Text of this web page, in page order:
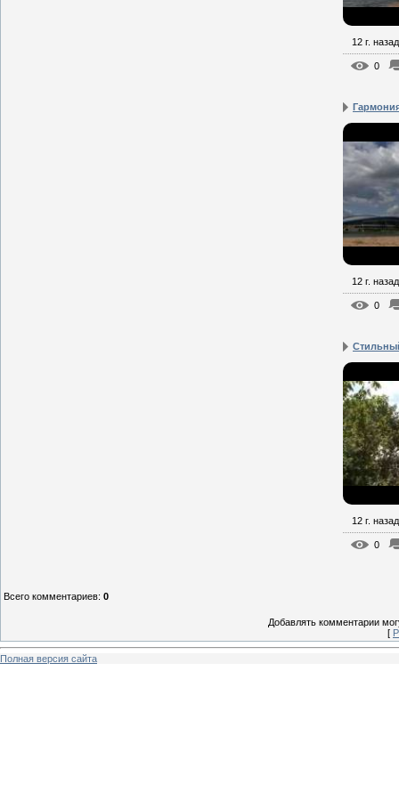
12 г. назад
0
12 г. назад
0
12 г. назад
0
Всего комментариев: 0
Добавлять комментарии
[
Полная версия сайта